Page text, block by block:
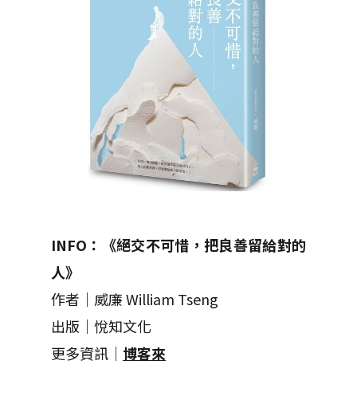
INFO：《絕交不可惜，把良善留給對的
人》
作者｜威廉 William Tseng
出版｜悅知文化
更多資訊｜ 博客來